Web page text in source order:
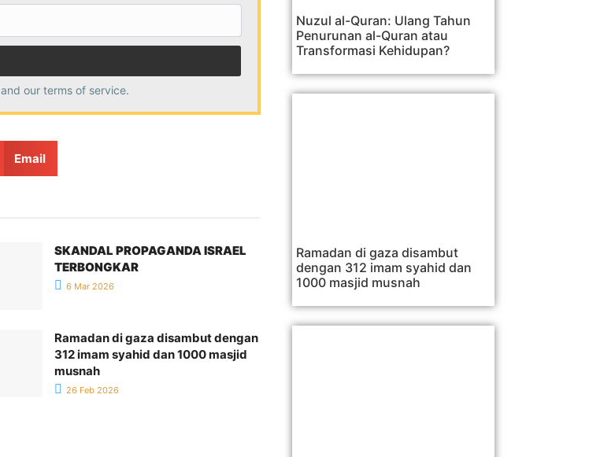
and our terms of service.
Email
SKANDAL PROPAGANDA ISRAEL
TERBONGKAR
6 Mar 2026
Ramadan di gaza disambut dengan
312 imam syahid dan 1000 masjid
musnah
26 Feb 2026
Nuzul al-Quran: Ulang Tahun
Penurunan al-Quran atau
Transformasi Kehidupan?
Ramadan di gaza disambut
dengan 312 imam syahid dan
1000 masjid musnah